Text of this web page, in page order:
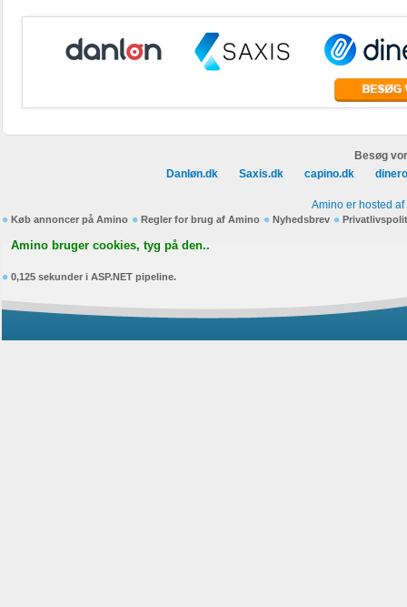
Besøg
Danløn.dk
Saxis.dk capino.dk
Amino er hosted af
Køb annoncer på Amino Regler for brug af Amino Nyhedsbrev
Amino bruger cookies, tyg på den..
0,125 sekunder i ASP.NET pipeline.